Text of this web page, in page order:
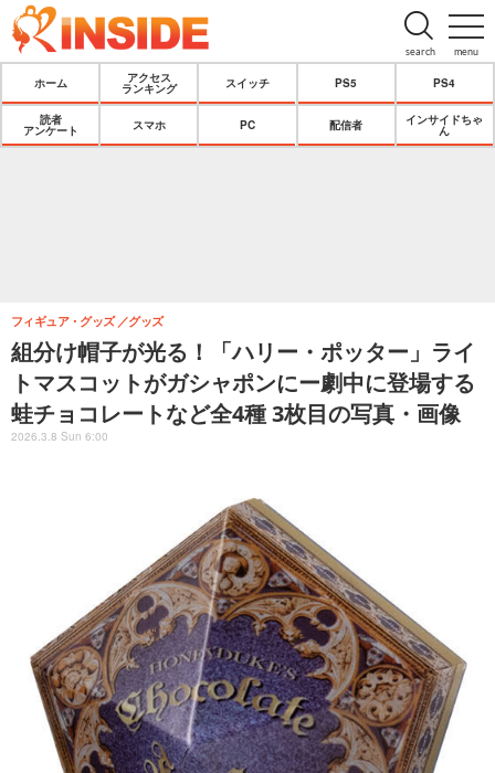
menu
search
ホーム
アクセス
ランキング
スイッチ PS5 PS4
読者
アンケート
スマホ PC 配信者
インサイドちゃ
ん
組分け帽子が光る！「ハリー・ポッター」ライ
トマスコットがガシャポンにー劇中に登場する
蛙チョコレートなど全4種 3枚目の写真・画像
フィギュア・グッズ グッズ
2026.3.8 Sun 6:00